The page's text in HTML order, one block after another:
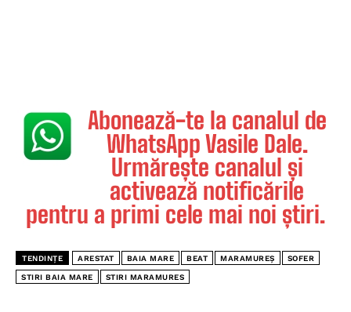
Abonează-te la canalul de
WhatsApp Vasile Dale.
Urmărește canalul și
activează notificările
pentru a primi cele mai noi știri.
TENDINȚE ARESTAT BAIA MARE BEAT MARAMUREȘ SOFER
STIRI BAIA MARE STIRI MARAMURES